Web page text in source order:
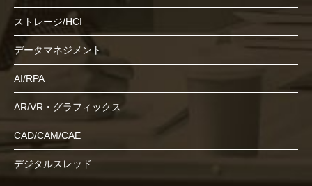
ストレージ/HCI
データマネジメント
AI/RPA
AR/VR・グラフィックス
CAD/CAM/CAE
デジタルスレッド